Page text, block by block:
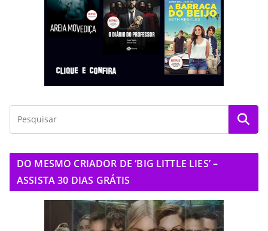
DO MESMO CRIADOR DE ‘BIG LITTLE LIES’ –
ASSISTA 30 DIAS GRÁTIS